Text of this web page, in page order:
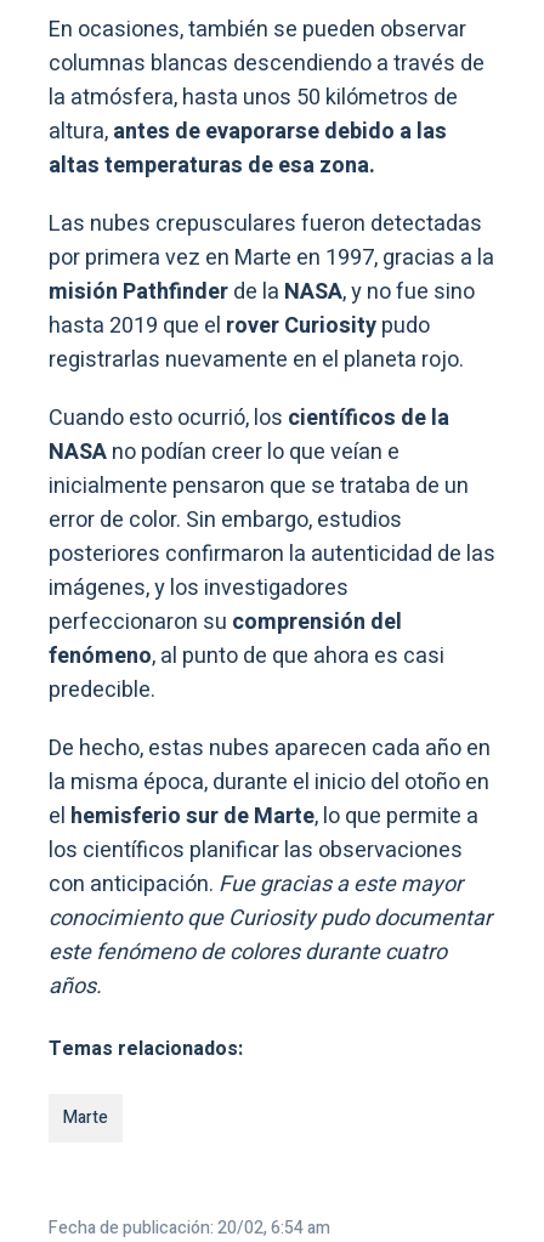
En ocasiones, también se pueden observar
columnas blancas descendiendo a través de
la atmósfera, hasta unos 50 kilómetros de
altura,antes de evaporarse debido a las
altas temperaturas de esa zona.
Las nubes crepusculares fueron detectadas
por primera vez en Marte en 1997, gracias a la
misión Pathfinderde la NASA, y no fue sino
hasta 2019 que el rover Curiositypudo
registrarlas nuevamente en el planeta rojo.
Cuando esto ocurrió, los científicos de la
NASAno podían creer lo que veían e
inicialmente pensaron que se trataba de un
error de color. Sin embargo, estudios
posteriores confirmaron la autenticidad de las
imágenes, y los investigadores
perfeccionaron su comprensión del
fenómeno, al punto de que ahora es casi
predecible.
De hecho, estas nubes aparecen cada año en
la misma época, durante el inicio del otoño en
el hemisferio sur de Marte, lo que permite a
los científicos planificar las observaciones
con anticipación. Fue gracias a este mayor
conocimiento que Curiosity pudo documentar
este fenómeno de colores durante cuatro
años.
Temas relacionados:
Marte
Fecha de publicación: 20/02, 6:54 am